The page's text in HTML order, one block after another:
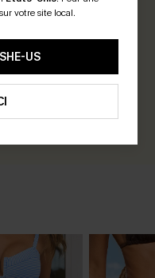
Votre Avis
que vous laissez !
votre site local.
US